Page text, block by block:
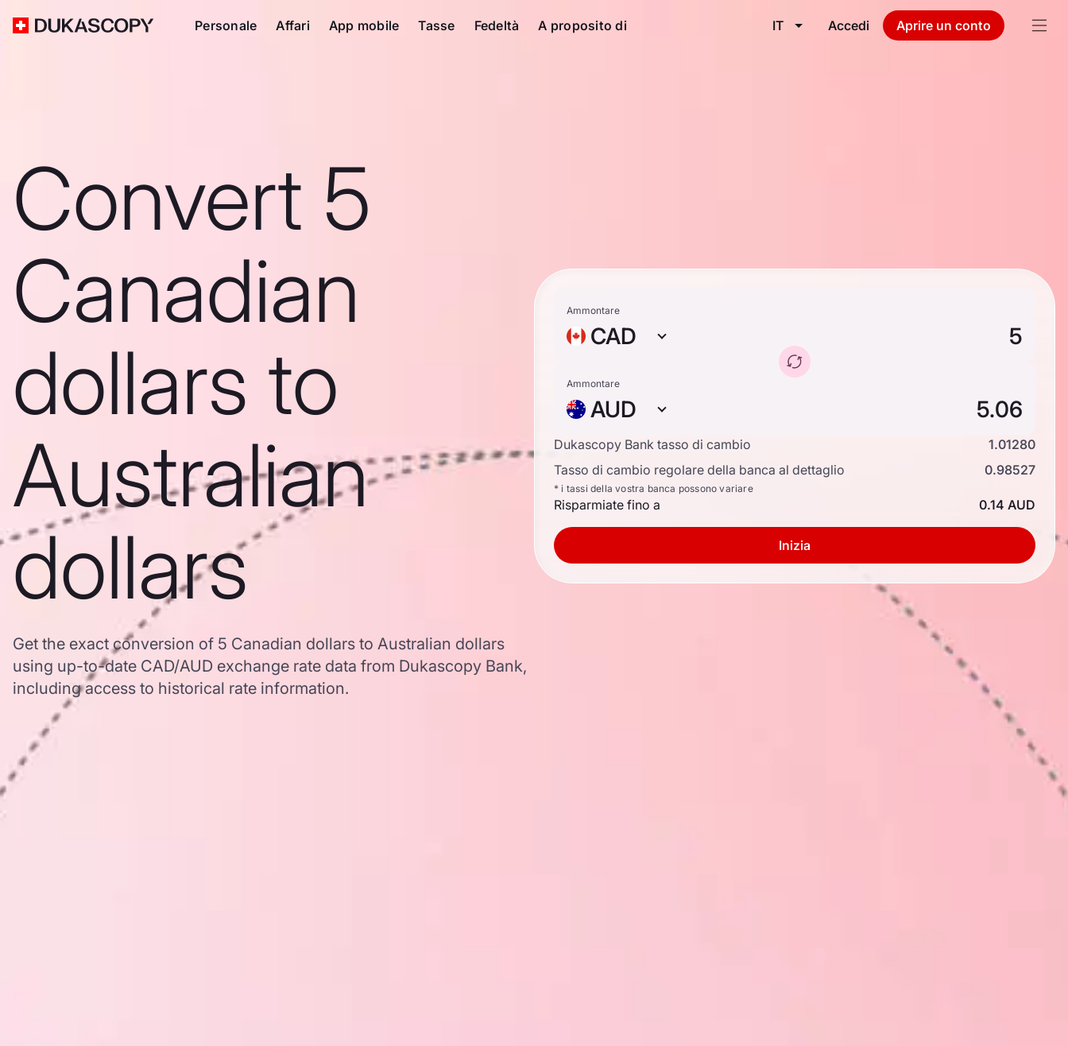
Personale Affari App mobile Tasse Fedeltà A proposito di IT Accedi Aprire un conto
Convert 5
Canadian
dollars to
Australian
dollars
Get the exact conversion of 5 Canadian dollars to Australian dollars
using up-to-date CAD/AUD exchange rate data from Dukascopy Bank,
including access to historical rate information.
Ammontare
CAD
Ammontare
AUD
Dukascopy Bank tasso di cambio
1.01280
Tasso di cambio regolare della banca al dettaglio
0.98527
* i tassi della vostra banca possono variare
Risparmiate fino a 0.14 AUD
Inizia